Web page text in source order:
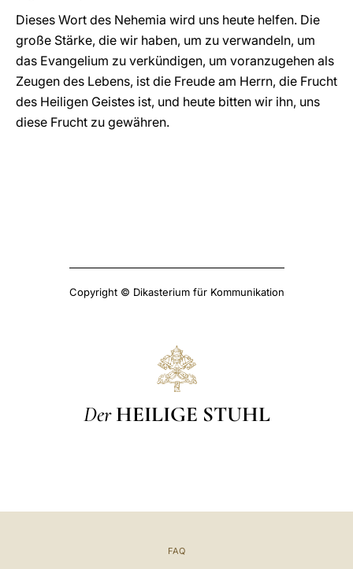
Dieses Wort des Nehemia wird uns heute helfen. Die
große Stärke, die wir haben, um zu verwandeln, um
das Evangelium zu verkündigen, um voranzugehen als
Zeugen des Lebens, ist die Freude am Herrn, die Frucht
des Heiligen Geistes ist, und heute bitten wir ihn, uns
diese Frucht zu gewähren.
Copyright © Dikasterium für Kommunikation
Der HEILIGE STUHL
FAQ